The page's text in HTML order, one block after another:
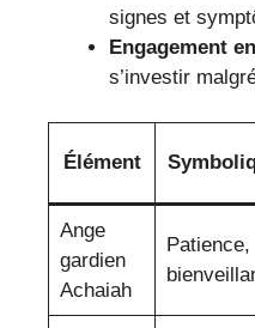
signes et
Engagement
s’investir
Élément
Ange
gardien
Achaiah
Patience,